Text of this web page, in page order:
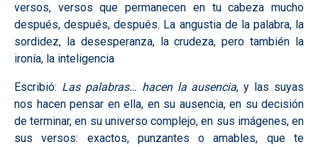
versos, versos que permanecen en tu cabeza mucho
después, después, después. La angustia de la palabra, la
sordidez, la desesperanza, la crudeza, pero también la
ironía, la inteligencia
Escribió: Las palabras… hacen la ausencia, y las suyas
nos hacen pensar en ella, en su ausencia, en su decisión
de terminar, en su universo complejo, en sus imágenes, en
sus versos: exactos, punzantes o amables, que te